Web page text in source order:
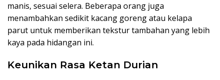
manis, sesuai selera. Beberapa orang juga
menambahkan sedikit kacang goreng atau kelapa
parut untuk memberikan tekstur tambahan yang lebih
kaya pada hidangan ini.
Keunikan Rasa Ketan Durian